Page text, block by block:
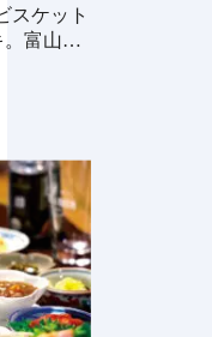
スケット
富山ZA
しに寄り添う、郷土玩具
老舗氷業店《クラモト氷
業》世界のトップバーテ
ンダーも注目する金沢の
氷ができるまで
INFORMATION